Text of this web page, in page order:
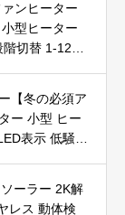
ンヒーター
型ヒーター
切替 1-12時
【冬の必須ア
ー 小型 ヒー
表示 低騒音
ン付き】 持
ーラー 2K解
レス 動体検